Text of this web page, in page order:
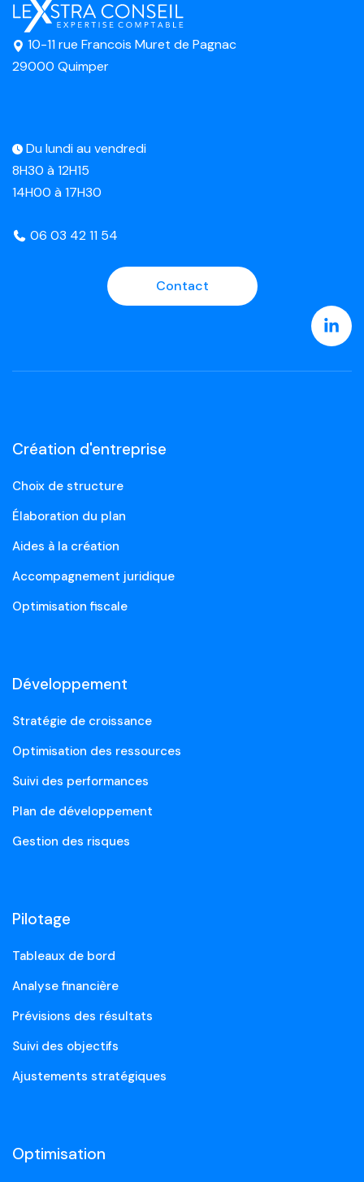
10-11 rue Francois Muret de Pagnac
29000 Quimper
Du lundi au vendredi
8H30 à 12H15
14H00 à 17H30
06 03 42 11 54
Contact
Création d'entreprise
Choix de structure
Élaboration du plan
Aides à la création
Accompagnement juridique
Optimisation fiscale
Développement
Stratégie de croissance
Optimisation des ressources
Suivi des performances
Plan de développement
Gestion des risques
Pilotage
Tableaux de bord
Analyse financière
Prévisions des résultats
Suivi des objectifs
Ajustements stratégiques
Optimisation